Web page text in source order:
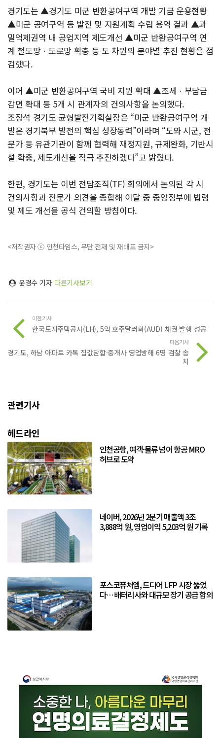
경기도는 ▲경기도 미군 반환공여구역 개발 기금 운용현황
▲미군 공여구역 등 발전 및 지원계획 수립 용역 결과 ▲과
밀억제권역 내 공업지역 제도개선 ▲미군 반환공여구역 연
계 철도망ㆍ도로망 확충 등 도 차원의 분야별 추진 현황을 점
검했다.
이어 ▲미군 반환공여구역 국비 지원 확대 ▲조세ㆍ부담금
감면 확대 등 5개 시 관계자의 건의사항을 논의했다.
조장석 경기도 균형발전기획실장은 “미군 반환공여구역 개
발은 경기북부 발전의 핵심 성장동력”이라며 “도와 시군, 전
문가 등 유관기관이 함께 협력해 재정지원, 규제완화, 기반시
설 확충, 제도개선을 적극 추진하겠다”고 밝혔다.
한편, 경기도는 이번 전담조직(TF) 회의에서 논의된 각 시
건의사항과 전문가 의견을 종합해 이달 중 중앙정부에 법령
및 제도 개선을 공식 건의할 방침이다.
<저작권자 ⓒ 인천타임스, 무단 전재 및 재배포 금지>
윤경수 기자 다른기사보기
이전기사
한국토지주택공사(LH), 5억 호주달러화(AUD) 채권 발행 성공
다음기사
경기도, 하남 아파트 카톡 집값담합·중개사 영업방해 6명 검찰 송
치
관련기사
헤드라인
인천공항, 여객·물류 넘어 항공 MRO
허브로 도약
네이버, 2026년 2분기 매출액 3조
3,888억 원, 영업이익 5,203억 원 기록
포스코퓨처엠, 드디어 LFP 시장 뚫었
다… 배터리사와 대규모 장기 공급 합의